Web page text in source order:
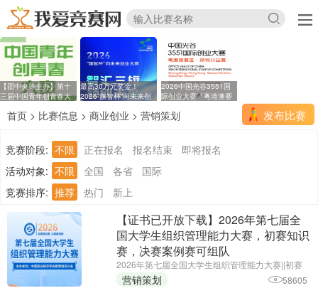
【团中央等主办】第十
三届中国青年创青春大
最高30万元奖金！
2026“旗智杯”向未来创
2026中国光谷3551国
际创业大赛「粤港澳赛
发布比赛
首页 > 比赛信息 > 商业创业 > 营销策划
竞赛阶段: 不限 正在报名 报名结束
即将报名
活动对象: 不限 全国 各省
国际
竞赛排序: 推荐 热门 新上
【证书已开放下载】2026年第七届全
国大学生组织管理能力大赛，初赛知识
赛，决赛案例赛可组队
2026年第七届全国大学生组织管理能力大赛||初赛
报名截止时间：2026年6月25日||主办单位：中国商
业经济学会教育培训分会
营销策划 58605